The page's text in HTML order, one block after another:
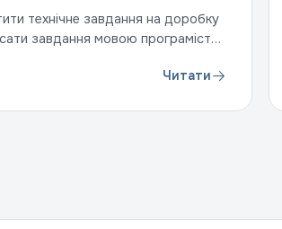
технічне завдання на доробку
завдання мовою програміста
Читати